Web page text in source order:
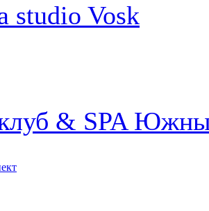
studio Vosk
& SPA